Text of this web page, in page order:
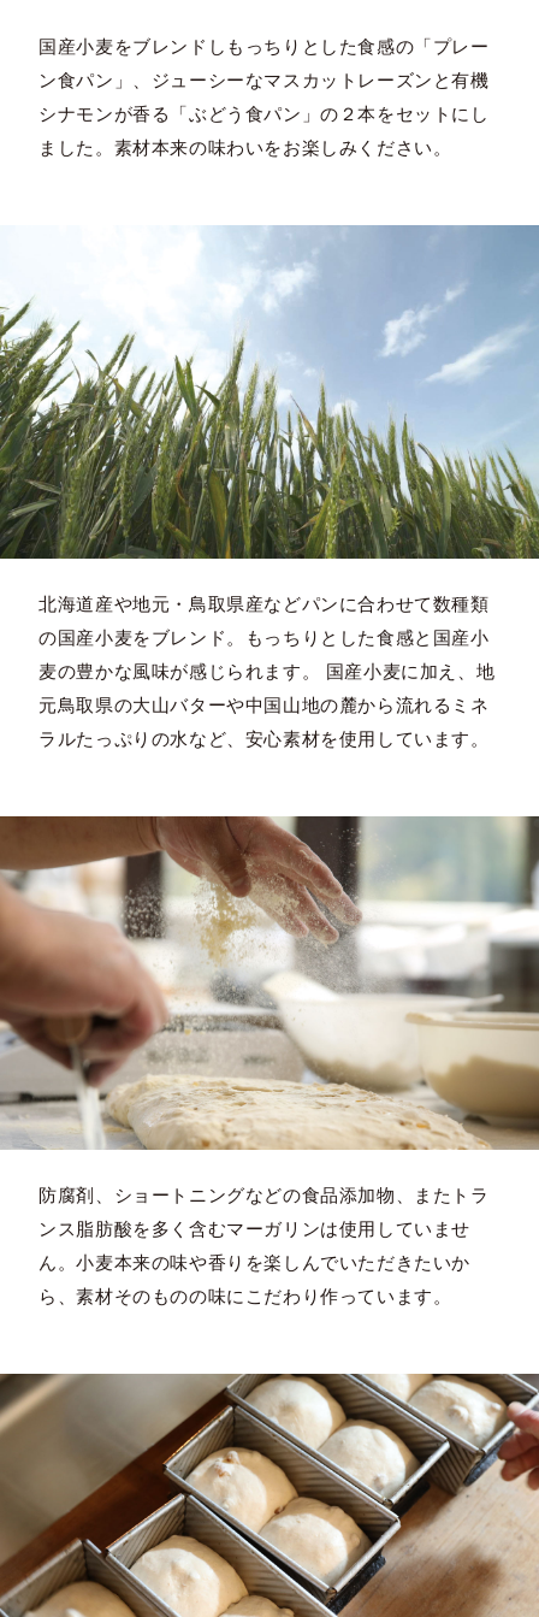
国産小麦をブレンドしもっちりとした食感の「プレー
ン食パン」、ジューシーなマスカットレーズンと有機
シナモンが香る「ぶどう食パン」の２本をセットにし
ました。素材本来の味わいをお楽しみください。
北海道産や地元・鳥取県産などパンに合わせて数種類
の国産小麦をブレンド。もっちりとした食感と国産小
麦の豊かな風味が感じられます。 国産小麦に加え、地
元鳥取県の大山バターや中国山地の麓から流れるミネ
ラルたっぷりの水など、安心素材を使用しています。
防腐剤、ショートニングなどの食品添加物、またトラ
ンス脂肪酸を多く含むマーガリンは使用していませ
ん。小麦本来の味や香りを楽しんでいただきたいか
ら、素材そのものの味にこだわり作っています。